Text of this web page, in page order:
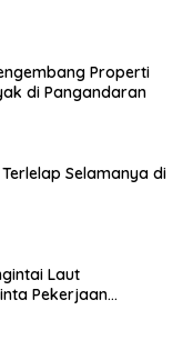
Properti
di Pangandaran
Selamanya di
Laut
Pekerjaan